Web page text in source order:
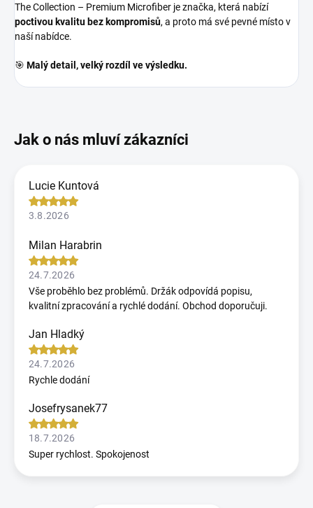
The Collection – Premium Microfiber je značka, která nabízí
poctivou kvalitu bez kompromisů, a proto má své pevné místo v
naší nabídce.
🎯 Malý detail, velký rozdíl ve výsledku.
Lucie Kuntová
3.8.2026
Milan Harabrin
24.7.2026
Vše proběhlo bez problémů. Držák odpovídá popisu,
kvalitní zpracování a rychlé dodání. Obchod doporučuji.
Jan Hladký
24.7.2026
Rychle dodání
Josefrysanek77
18.7.2026
Super rychlost. Spokojenost